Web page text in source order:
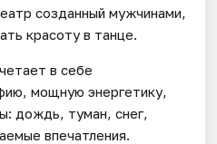
созданный мужчинами,
красоту в танце.
в себе
мощную энергетику,
дождь, туман, снег,
впечатления.